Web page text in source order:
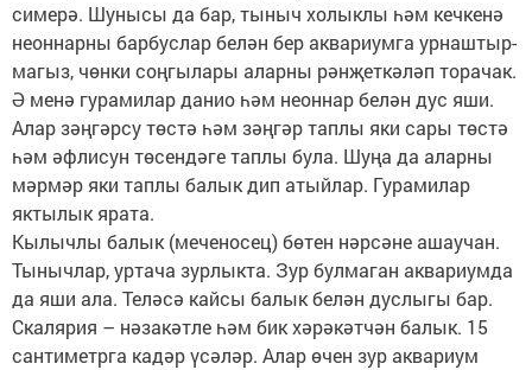
симерә. Шуны­сы да бар, тыныч холыклы һәм кечкенә
неоннар­ны барбуслар белән бер аквариумга урнаштыр­
магыз, чөнки соңгылары аларны рәнҗеткәләп торачак.
Ә менә гурамилар данио һәм неоннар белән дус яши.
Алар зәңгәрсу төстә һәм зәңгәр таплы яки сары төстә
һәм әфлисун төсендәге таплы була. Шуңа да аларны
мәрмәр яки таплы балык дип атыйлар. Гурамилар
яктылык ярата.
Кылычлы балык (меченосец) бөтен нәрсәне ашаучан.
Тынычлар, уртача зурлыкта. Зур бул­маган аквариумда
да яши ала. Теләсә кайсы ба­лык белән дуслыгы бар.
Скалярия – нәзакәтле һәм бик хәрәкәтчән ба­лык. 15
сантиметрга кадәр үсәләр. Алар өчен зур аквариум